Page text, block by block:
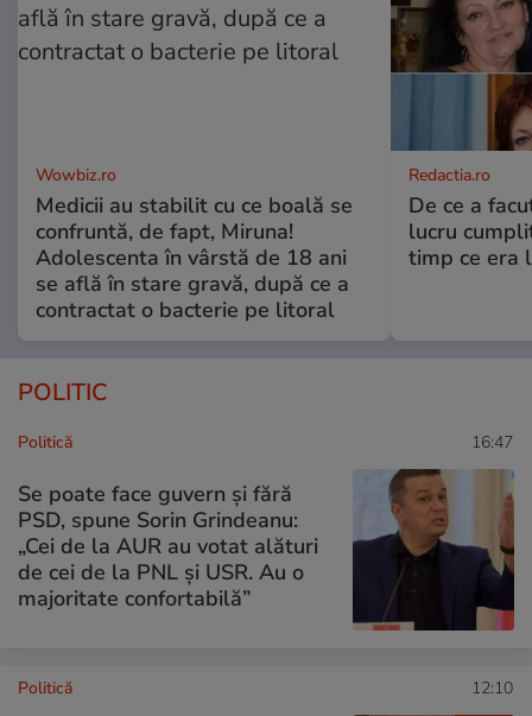
Wowbiz.ro
Medicii au stabilit cu ce boală se
confruntă, de fapt, Miruna!
Adolescenta în vârstă de 18 ani
se află în stare gravă, după ce a
contractat o bacterie pe litoral
Redactia.ro
De ce a
lucru
timp ce era
POLITIC
Politică 16:47
Se poate face guvern și fără
PSD, spune Sorin Grindeanu:
„Cei de la AUR au votat alături
de cei de la PNL şi USR. Au o
majoritate confortabilă”
Politică 12:10